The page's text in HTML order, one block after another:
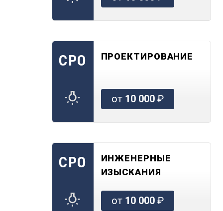
СРО ПРОЕКТИРОВАНИЕ
от 10 000₽
СРО
ИНЖЕНЕРНЫЕ
ИЗЫСКАНИЯ
от 10 000₽